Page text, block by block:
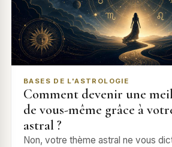
BASES DE L'ASTROLOGIE
Comment devenir une
de vous-même grâce à
astral ?
Non, votre thème astral ne vous